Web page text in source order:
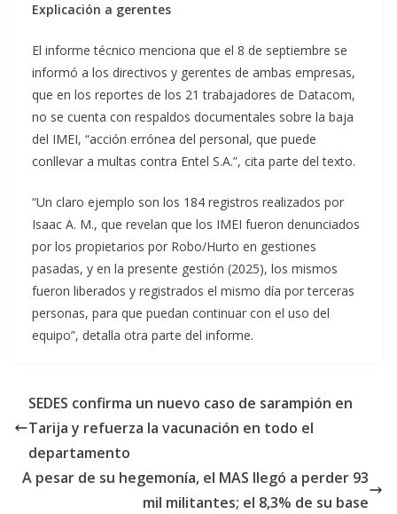
Explicación a gerentes
El informe técnico menciona que el 8 de septiembre se
informó a los directivos y gerentes de ambas empresas,
que en los reportes de los 21 trabajadores de Datacom,
no se cuenta con respaldos documentales sobre la baja
del IMEI, “acción errónea del personal, que puede
conllevar a multas contra Entel S.A.”, cita parte del texto.
“Un claro ejemplo son los 184 registros realizados por
Isaac A. M., que revelan que los IMEI fueron denunciados
por los propietarios por Robo/Hurto en gestiones
pasadas, y en la presente gestión (2025), los mismos
fueron liberados y registrados el mismo día por terceras
personas, para que puedan continuar con el uso del
equipo”, detalla otra parte del informe.
SEDES confirma un nuevo caso de sarampión en
Tarija y refuerza la vacunación en todo el
departamento
A pesar de su hegemonía, el MAS llegó a perder 93
mil militantes; el 8,3% de su base